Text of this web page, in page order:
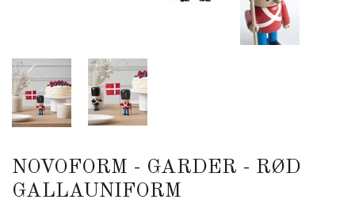
NOVOFORM - GARDER - RØD
GALLAUNIFORM